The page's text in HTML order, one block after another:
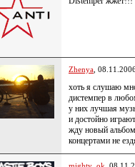
Zhenya ,
хоть я слушаю
дистемпер в
у них лучшая
и достойно
жду новый
концертами не